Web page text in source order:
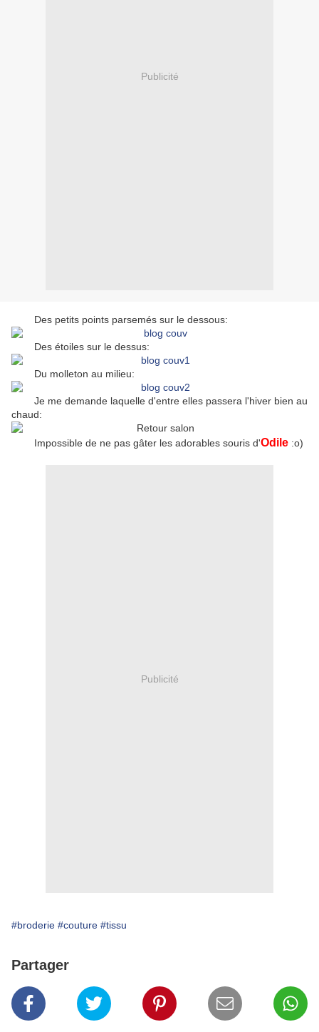
Publicité
Des petits points parsemés sur le dessous:
Des étoiles sur le dessus:
Du molleton au milieu:
Je me demande laquelle d'entre elles passera l'hiver bien au
chaud:
Impossible de ne pas gâter les adorables souris d'Odile :o)
Publicité
#broderie #couture #tissu
Partager